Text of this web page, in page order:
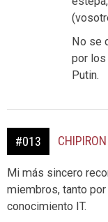
No se
por los
Putin.
#013 CHIPIRON
Mi más sincero
miembros, tanto
conocimiento IT.